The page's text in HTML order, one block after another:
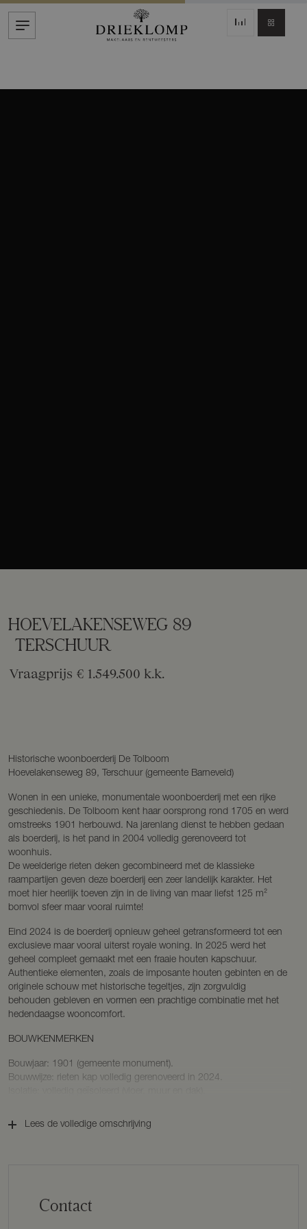
HOEVELAKENSEWEG 89
TERSCHUUR
Vraagprijs € 1.549.500 k.k.
Historische woonboerderij De Tolboom
Hoevelakenseweg 89, Terschuur (gemeente Barneveld)
Wonen in een unieke, monumentale woonboerderij met een rijke
geschiedenis. De Tolboom kent haar oorsprong rond 1705 en werd
omstreeks 1901 herbouwd. Na jarenlang dienst te hebben gedaan
als boerderij, is het pand in 2004 volledig gerenoveerd tot
woonhuis.
De weelderige rieten deken gecombineerd met de klassieke
raampartijen geven deze boerderij een zeer landelijk karakter. Het
moet hier heerlijk toeven zijn in de living van maar liefst 125 m²
bomvol sfeer maar vooral ruimte!
Eind 2024 is de boerderij opnieuw geheel getransformeerd tot een
exclusieve maar vooral uiterst royale woning. In 2025 werd het
geheel compleet gemaakt met een fraaie houten kapschuur.
Authentieke elementen, zoals de imposante houten gebinten en de
originele schouw met historische tegeltjes, zijn zorgvuldig
behouden gebleven en vormen een prachtige combinatie met het
hedendaagse wooncomfort.
BOUWKENMERKEN
Bouwjaar: 1901 (gemeente monument).
Bouwwijze: rieten kap volledig gerenoveerd in 2024.
Inhoud: ca. 1.561 m³.
De voormalige deel vormt nu een indrukwekkende woonkamer (ca.
Lees de volledige omschrijving
Contact